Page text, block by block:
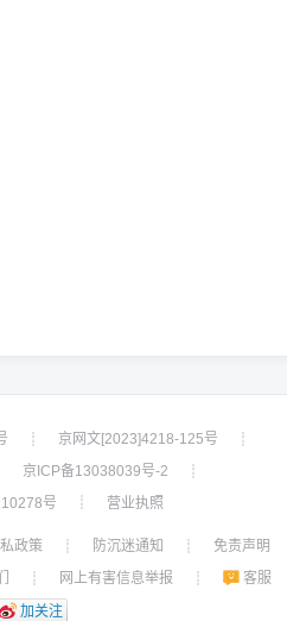
┊ 京网文[2023]4218-125号
┊
京ICP备13038039号-2
┊
号
┊ 营业执照
政策 ┊ 防沉迷通知 ┊
免责声明
┊ 网上有害信息举报 ┊
客服
加关注